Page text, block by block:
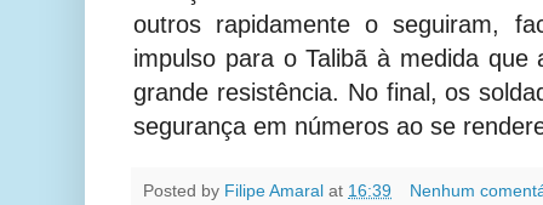
outros rapidamente o seguiram,
impulso para o Talibã à medida que
grande resistência. No final, os
segurança em números ao se
Posted by Filipe Amaral at 16:39
Nenhum